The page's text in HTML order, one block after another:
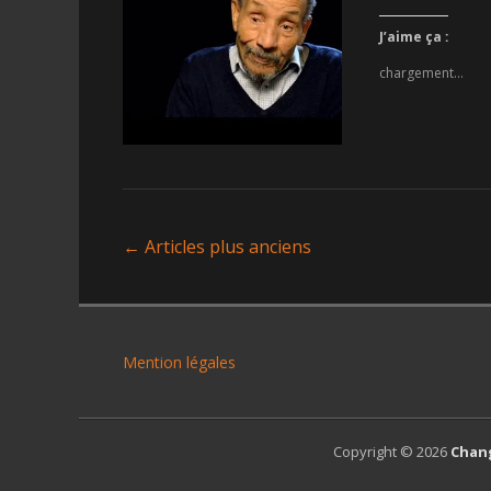
J’aime ça :
chargement…
Navigation
articles
← Articles plus anciens
Mention légales
Copyright © 2026